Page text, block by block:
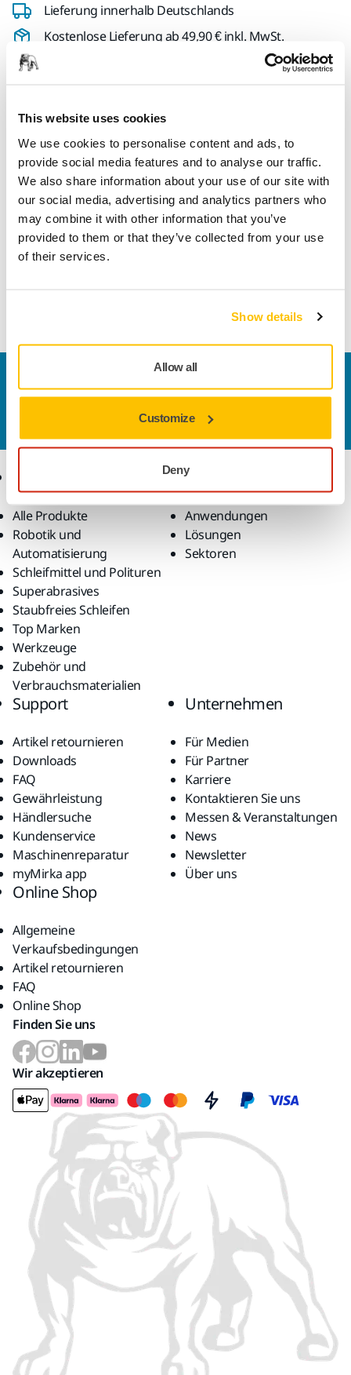
This website uses cookies
We use cookies to personalise content and ads, to
provide social media features and to analyse our traffic.
We also share information about your use of our site with
our social media, advertising and analytics partners who
may combine it with other information that you’ve
provided to them or that they’ve collected from your use
of their services.
Show details
Allow all
Customize
Deny
Lieferung innerhalb Deutschlands
Kostenlose Lieferung ab 49,90 € inkl. MwSt.
Produktinformationen
Anwendungsfreundlicher, flexibler Gürtel mit zwei Taschen.
In eine kleine Tasche passt der Blütenschleifer oder eine
250 ml Politur. Ein Mikrofasertuch, eine Polarshine Politur, ein
Sie wollen mehr über Mirka und die Produkte
Kontaktieren Sie uns.
Alle Produkte
Robotik und
Automatisierung
Schleifmittel und Polituren
Superabrasives
Staubfreies Schleifen
Top Marken
Werkzeuge
Zubehör und
Verbrauchsmaterialien
Know-how
Anwendungen
Lösungen
Sektoren
Support
Artikel retournieren
Downloads
FAQ
Gewährleistung
Händlersuche
Kundenservice
Maschinenreparatur
myMirka app
Unternehmen
Für Medien
Für Partner
Karriere
Kontaktieren Sie uns
Messen & Veranstaltungen
News
Newsletter
Über uns
Online Shop
Allgemeine
Verkaufsbedingungen
Artikel retournieren
FAQ
Online Shop
Finden Sie uns
Wir akzeptieren